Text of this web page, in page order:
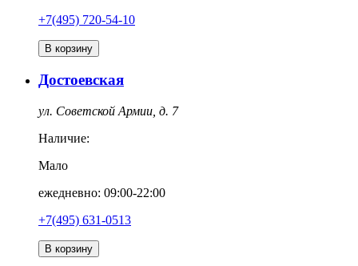
+7(495) 720-54-10
В корзину
Достоевская
ул. Советской Армии, д. 7
Наличие:
Мало
ежедневно: 09:00-22:00
+7(495) 631-0513
В корзину